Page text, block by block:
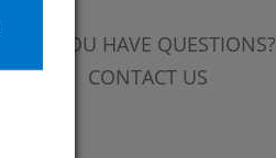
DO YOU HAVE QUESTIONS?
CONTACT US